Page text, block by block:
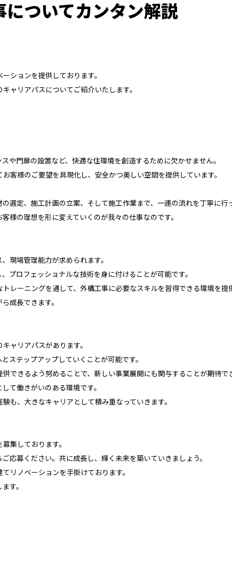
ついてカンタン解説
ションを提供しております。
ャリアパスについてご紹介いたします。
や門扉の設置など、快適な住環境を創造するために欠かせません。
客様のご要望を具現化し、安全かつ美しい空間を提供しています。
選定、施工計画の立案、そして施工作業まで、一連の流れを丁寧に行
様の理想を形に変えていくのが我々の仕事なのです。
現場管理能力が求められます。
プロフェッショナルな技術を身に付けることが可能です。
レーニングを通して、外構工事に必要なスキルを習得できる環境を提
成長できます。
ャリアパスがあります。
ステップアップしていくことが可能です。
できるよう努めることで、新しい事業展開にも関与することが期待で
て働きがいのある環境です。
も、大きなキャリアとして積み重なっていきます。
集しております。
ご応募ください。共に成長し、輝く未来を築いていきましょう。
リノベーションを手掛けております。
す。